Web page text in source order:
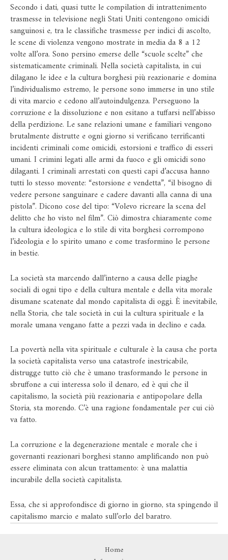
Secondo i dati, quasi tutte le compilation di intrattenimento
trasmesse in televisione negli Stati Uniti contengono omicidi
sanguinosi e, tra le classifiche trasmesse per indici di ascolto,
le scene di violenza vengono mostrate in media da 8 a 12
volte all’ora. Sono persino emerse delle “scuole scelte” che
sistematicamente criminali. Nella società capitalista, in cui
dilagano le idee e la cultura borghesi più reazionarie e domina
l’individualismo estremo, le persone sono immerse in uno stile
di vita marcio e cedono all’autoindulgenza. Perseguono la
corruzione e la dissoluzione e non esitano a tuffarsi nell’abisso
della perdizione. Le sane relazioni umane e familiari vengono
brutalmente distrutte e ogni giorno si verificano terrificanti
incidenti criminali come omicidi, estorsioni e traffico di esseri
umani. I crimini legati alle armi da fuoco e gli omicidi sono
dilaganti. I criminali arrestati con questi capi d’accusa hanno
tutti lo stesso movente: “estorsione e vendetta”, “il bisogno di
vedere persone sanguinare e cadere davanti alla canna di una
pistola”. Dicono cose del tipo: “Volevo ricreare la scena del
delitto che ho visto nel film”. Ciò dimostra chiaramente come
la cultura ideologica e lo stile di vita borghesi corrompono
l’ideologia e lo spirito umano e come trasformino le persone
in bestie.
La società sta marcendo dall’interno a causa delle piaghe
sociali di ogni tipo e della cultura mentale e della vita morale
disumane scatenate dal mondo capitalista di oggi. È inevitabile,
nella Storia, che tale società in cui la cultura spirituale e la
morale umana vengano fatte a pezzi vada in declino e cada.
La povertà nella vita spirituale e culturale è la causa che porta
la società capitalista verso una catastrofe inestricabile,
distrugge tutto ciò che è umano trasformando le persone in
sbruffone a cui interessa solo il denaro, ed è qui che il
capitalismo, la società più reazionaria e antipopolare della
Storia, sta morendo. C’è una ragione fondamentale per cui ciò
va fatto.
La corruzione e la degenerazione mentale e morale che i
governanti reazionari borghesi stanno amplificando non può
essere eliminata con alcun trattamento: è una malattia
incurabile della società capitalista.
Essa, che si approfondisce di giorno in giorno, sta spingendo il
capitalismo marcio e malato sull’orlo del baratro.
Home